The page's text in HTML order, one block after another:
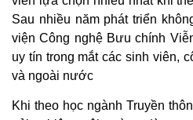
Sau nhiều năm phát triển
viện Công nghệ Bưu chính
uy tín trong mắt các sinh viên,
và ngoài nước
Khi theo học ngành Truyền